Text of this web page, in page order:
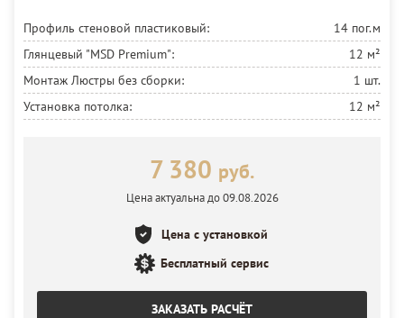
Профиль стеновой пластиковый:
14 пог.м
Глянцевый "MSD Premium":
12 м²
Монтаж Люстры без сборки:
1 шт.
Установка потолка:
12 м²
7 380 руб.
Цена актуальна до 09.08.2026
Цена с установкой
Бесплатный сервис
ЗАКАЗАТЬ РАСЧЁТ